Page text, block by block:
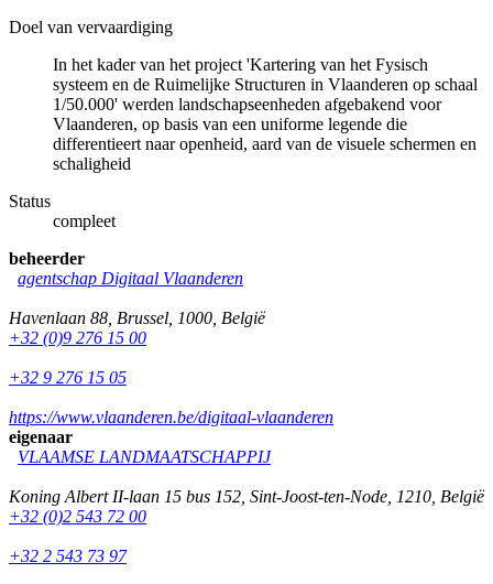
Doel van vervaardiging
In het kader van het project 'Kartering van het Fysisch
systeem en de Ruimelijke Structuren in Vlaanderen op schaal
1/50.000' werden landschapseenheden afgebakend voor
Vlaanderen, op basis van een uniforme legende die
differentieert naar openheid, aard van de visuele schermen en
schaligheid
Status
compleet
beheerder
agentschap Digitaal Vlaanderen
Havenlaan 88 Brussel 1000 België
+32 (0)9 276 15 00
+32 9 276 15 05
https://www.vlaanderen.be/digitaal-vlaanderen
eigenaar
VLAAMSE LANDMAATSCHAPPIJ
Koning Albert II-laan 15 bus 152 Sint-Joost-ten-Node 1210 België
+32 (0)2 543 72 00
+32 2 543 73 97